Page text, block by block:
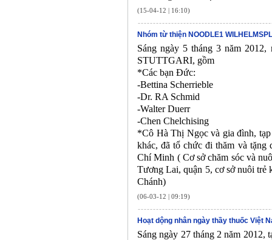
(15-04-12 | 16:10)
Nhóm từ thiện NOODLE1
Sáng ngày 5 tháng 3 năm
STUTTGARI, gồm
*Các bạn Đức:
-Bettina Scherrieble
-Dr. RA Schmid
-Walter Duerr
-Chen Chelchising
*Cô Hà Thị Ngọc và gia đình,
khác, đã tổ chức đi thăm và tặng
Chí Minh ( Cơ sở chăm sóc và
Tương Lai, quận 5, cơ sở nuôi
Chánh)
(06-03-12 | 09:19)
Hoạt dộng nhân ngày thầy thuốc Việt
Sáng ngày 27 tháng 2 năm